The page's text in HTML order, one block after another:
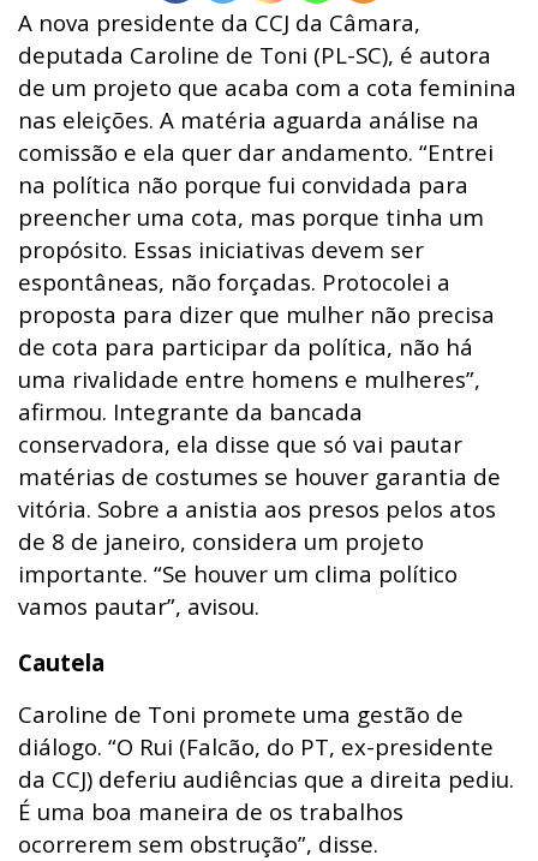
A nova presidente da CCJ da Câmara,
deputada Caroline de Toni (PL-SC), é autora
de um projeto que acaba com a cota feminina
nas eleições. A matéria aguarda análise na
comissão e ela quer dar andamento. “Entrei
na política não porque fui convidada para
preencher uma cota, mas porque tinha um
propósito. Essas iniciativas devem ser
espontâneas, não forçadas. Protocolei a
proposta para dizer que mulher não precisa
de cota para participar da política, não há
uma rivalidade entre homens e mulheres”,
afirmou. Integrante da bancada
conservadora, ela disse que só vai pautar
matérias de costumes se houver garantia de
vitória. Sobre a anistia aos presos pelos atos
de 8 de janeiro, considera um projeto
importante. “Se houver um clima político
vamos pautar”, avisou.
Cautela
Caroline de Toni promete uma gestão de
diálogo. “O Rui (Falcão, do PT, ex-presidente
da CCJ) deferiu audiências que a direita pediu.
É uma boa maneira de os trabalhos
ocorrerem sem obstrução”, disse.